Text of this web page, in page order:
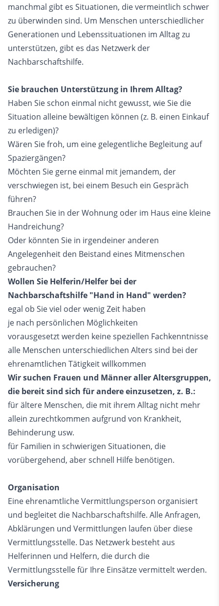
manchmal gibt es Situationen, die vermeintlich schwer
zu überwinden sind. Um Menschen unterschiedlicher
Generationen und Lebenssituationen im Alltag zu
unterstützen, gibt es das Netzwerk der
Nachbarschaftshilfe.
Sie brauchen Unterstützung in Ihrem Alltag?
Haben Sie schon einmal nicht gewusst, wie Sie die
Situation alleine bewältigen können (z. B. einen Einkauf
zu erledigen)?
Wären Sie froh, um eine gelegentliche Begleitung auf
Spaziergängen?
Möchten Sie gerne einmal mit jemandem, der
verschwiegen ist, bei einem Besuch ein Gespräch
führen?
Brauchen Sie in der Wohnung oder im Haus eine kleine
Handreichung?
Oder könnten Sie in irgendeiner anderen
Angelegenheit den Beistand eines Mitmenschen
gebrauchen?
Wollen Sie Helferin/Helfer bei der
Nachbarschaftshilfe "Hand in Hand" werden?
egal ob Sie viel oder wenig Zeit haben
je nach persönlichen Möglichkeiten
vorausgesetzt werden keine speziellen Fachkenntnisse
alle Menschen unterschiedlichen Alters sind bei der
ehrenamtlichen Tätigkeit willkommen
Wir suchen Frauen und Männer aller Altersgruppen,
die bereit sind sich für andere einzusetzen, z. B.:
für ältere Menschen, die mit ihrem Alltag nicht mehr
allein zurechtkommen aufgrund von Krankheit,
Behinderung usw.
für Familien in schwierigen Situationen, die
vorübergehend, aber schnell Hilfe benötigen.
Organisation
Eine ehrenamtliche Vermittlungsperson organisiert
und begleitet die Nachbarschaftshilfe. Alle Anfragen,
Abklärungen und Vermittlungen laufen über diese
Vermittlungsstelle. Das Netzwerk besteht aus
Helferinnen und Helfern, die durch die
Vermittlungsstelle für Ihre Einsätze vermittelt werden.
Versicherung